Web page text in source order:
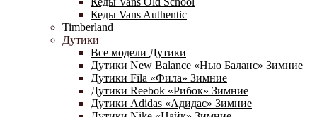
Кеды Vans Authentic
Timberland
Дутики
Все модели Дутики
Дутики New Balance «Нью Баланс» Зимние
Дутики Fila «Фила» Зимние
Дутики Reebok «Рибок» Зимние
Дутики Adidas «Адидас» Зимние